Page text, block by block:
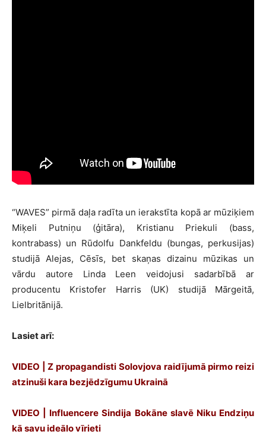
“WAVES” pirmā daļa radīta un ierakstīta kopā ar mūziķiem
Miķeli Putniņu (ģitāra), Kristianu Priekuli (bass,
kontrabass) un Rūdolfu Dankfeldu (bungas, perkusijas)
studijā Alejas, Cēsīs, bet skaņas dizainu mūzikas un
vārdu autore Linda Leen veidojusi sadarbībā ar
producentu Kristofer Harris (UK) studijā Mārgeitā,
Lielbritānijā.
Lasiet arī:
VIDEO | Z propagandisti Solovjova raidījumā pirmo reizi
atzinuši kara bezjēdzīgumu Ukrainā
VIDEO | Influencere Sindija Bokāne slavē Niku Endziņu
kā savu ideālo vīrieti